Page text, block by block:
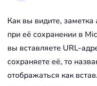
Как вы видите, заметка
при её сохранении в
вы вставляете URL-
сохраняете её, то
отображаться как